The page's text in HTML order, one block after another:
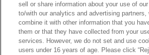
Personal
ウェブサイトご利用条件
ソーシャ
個人情報保護方針
お問い合
sell or share information about your use of
to/with our analytics and advertising partners,
combine it with other information that you
them or that they have collected from your
services. However, we do not set and use
users under 16 years of age. Please click